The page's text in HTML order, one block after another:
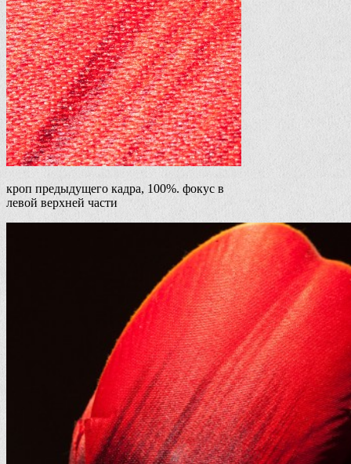
кроп предыдущего кадра, 100%. фокус в
левой верхней части